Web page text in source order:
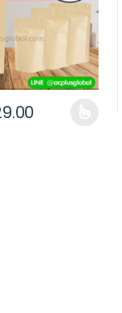
on the product
variants.